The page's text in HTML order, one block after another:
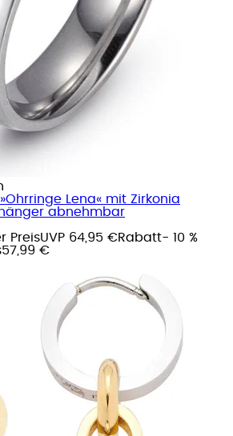
Lena« mit Zirkonia
abnehmbar
PreisUVP 64,95 €Rabatt- 10 %
57,99 €